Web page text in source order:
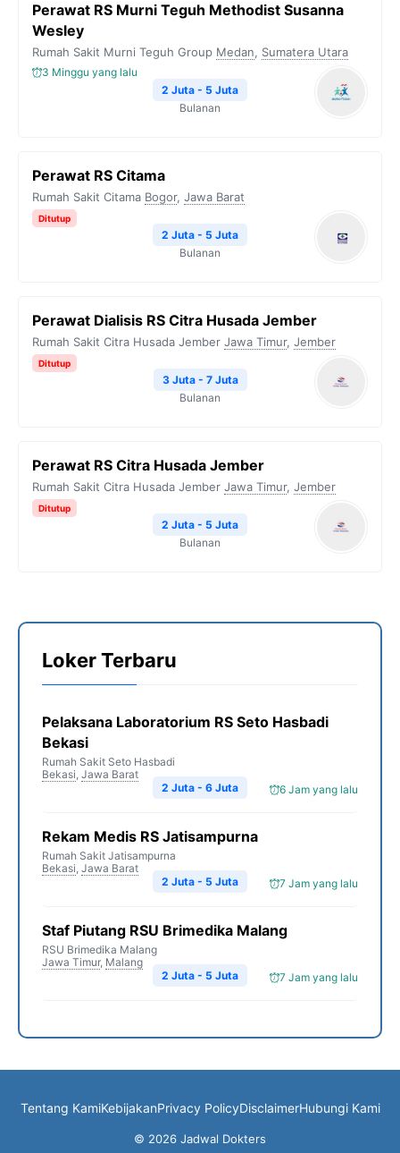
Perawat RS Murni Teguh Methodist Susanna
Wesley
Rumah Sakit Murni Teguh Group Medan, Sumatera Utara
3 Minggu yang lalu
2 Juta - 5 Juta
Bulanan
Perawat RS Citama
Rumah Sakit Citama Bogor, Jawa Barat
Ditutup
2 Juta - 5 Juta
Bulanan
Perawat Dialisis RS Citra Husada Jember
Rumah Sakit Citra Husada Jember Jawa Timur, Jember
Ditutup
3 Juta - 7 Juta
Bulanan
Perawat RS Citra Husada Jember
Rumah Sakit Citra Husada Jember Jawa Timur, Jember
Ditutup
2 Juta - 5 Juta
Bulanan
Loker Terbaru
Pelaksana Laboratorium RS Seto Hasbadi
Bekasi
Rumah Sakit Seto Hasbadi
Bekasi, Jawa Barat
6 Jam yang lalu
2 Juta - 6 Juta
Rekam Medis RS Jatisampurna
Rumah Sakit Jatisampurna
Bekasi, Jawa Barat
7 Jam yang lalu
2 Juta - 5 Juta
Staf Piutang RSU Brimedika Malang
RSU Brimedika Malang
Jawa Timur, Malang
7 Jam yang lalu
2 Juta - 5 Juta
Tentang KamiKebijakanPrivacy PolicyDisclaimerHubungi Kami
© 2026 Jadwal Dokters